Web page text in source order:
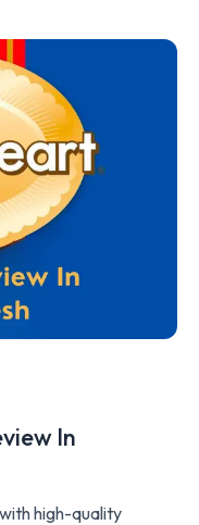
In
high-quality